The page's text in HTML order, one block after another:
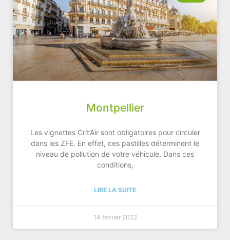
Montpellier
Les vignettes Crit’Air sont obligatoires pour circuler
dans les ZFE. En effet, ces pastilles déterminent le
niveau de pollution de votre véhicule. Dans ces
conditions,
LIRE LA SUITE
14 février 2022